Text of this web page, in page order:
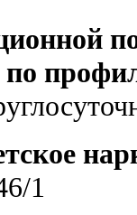
по
1